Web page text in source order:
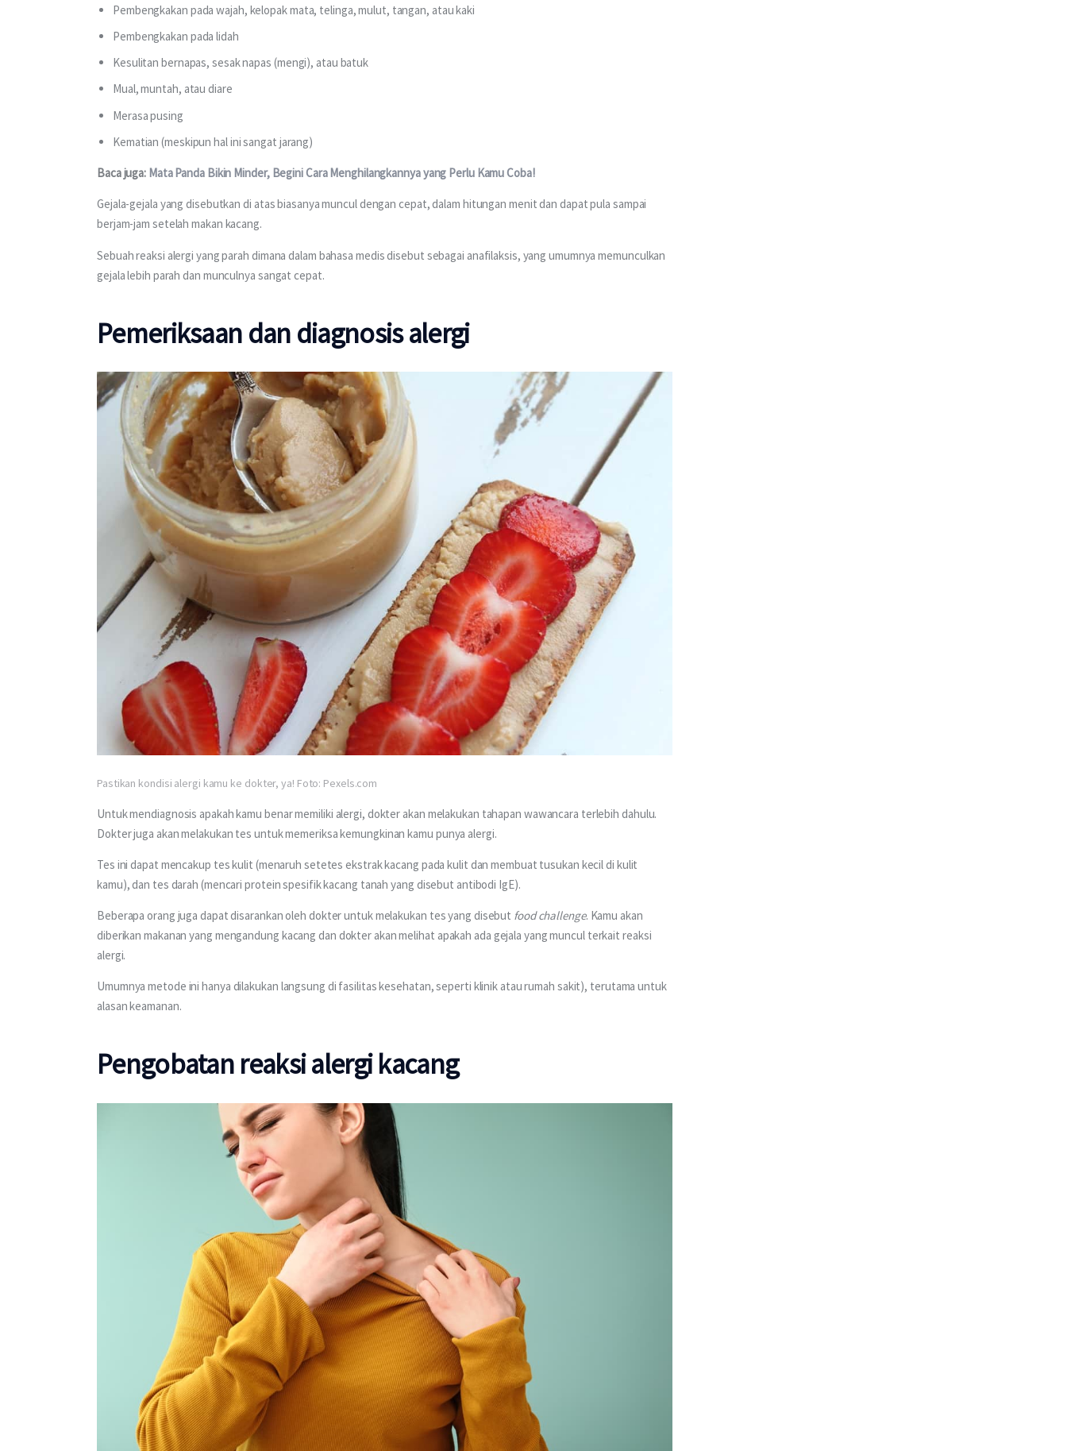
Pembengkakan pada wajah, kelopak mata, telinga, mulut, tangan, atau kaki
Pembengkakan pada lidah
Kesulitan bernapas, sesak napas (mengi), atau batuk
Mual, muntah, atau diare
Merasa pusing
Kematian (meskipun hal ini sangat jarang)
Baca juga: Mata Panda Bikin Minder, Begini Cara Menghilangkannya yang Perlu Kamu Coba!
Gejala-gejala yang disebutkan di atas biasanya muncul dengan cepat, dalam hitungan menit dan dapat pula sampai
berjam-jam setelah makan kacang.
Sebuah reaksi alergi yang parah dimana dalam bahasa medis disebut sebagai anafilaksis, yang umumnya memunculkan
gejala lebih parah dan munculnya sangat cepat.
Pemeriksaan dan diagnosis alergi
Pastikan kondisi alergi kamu ke dokter, ya! Foto: Pexels.com
Untuk mendiagnosis apakah kamu benar memiliki alergi, dokter akan melakukan tahapan wawancara terlebih dahulu.
Dokter juga akan melakukan tes untuk memeriksa kemungkinan kamu punya alergi.
Tes ini dapat mencakup tes kulit (menaruh setetes ekstrak kacang pada kulit dan membuat tusukan kecil di kulit
kamu), dan tes darah (mencari protein spesifik kacang tanah yang disebut antibodi IgE).
Beberapa orang juga dapat disarankan oleh dokter untuk melakukan tes yang disebut food challenge. Kamu akan
diberikan makanan yang mengandung kacang dan dokter akan melihat apakah ada gejala yang muncul terkait reaksi
alergi.
Umumnya metode ini hanya dilakukan langsung di fasilitas kesehatan, seperti klinik atau rumah sakit), terutama untuk
alasan keamanan.
Pengobatan reaksi alergi kacang